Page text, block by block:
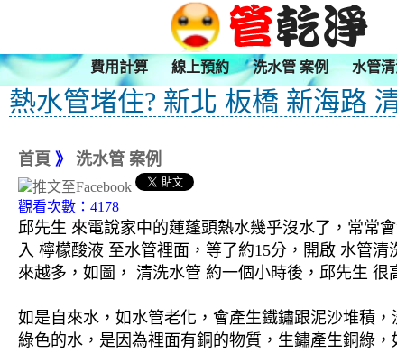
費用計算 線上預約 洗水管 案例 水管
熱水管堵住? 新北 板橋 新海路
首頁 》 洗水管 案例
觀看次數：4178
邱先生 來電說家中的蓮蓬頭熱水幾乎沒水了，常常
入 檸檬酸液 至水管裡面，等了約15分，開啟 水管
來越多，如圖， 清洗水管 約一個小時後，邱先生 很
如是自來水，如水管老化，會產生鐵鏽跟泥沙堆積
綠色的水，是因為裡面有銅的物質，生鏽產生銅綠